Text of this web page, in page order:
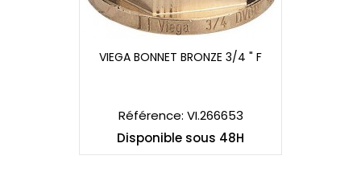
VIEGA BONNET BRONZE 3/4 " F
Référence: VI.266653
Disponible sous 48H